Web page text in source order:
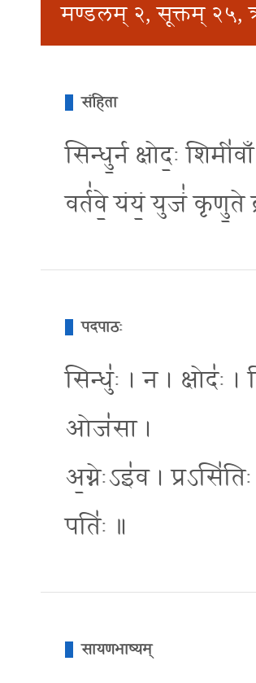
मण्डलम् २, सूक्तम् २५,
संहिता
सिन्धु॒र्न क्षोद॒ः
वर्त॑वे॒ यंयं॒ युजं॑ कृणु॒ते
पदपाठः
सिन्धुः॑ । न । क्षोदः॑
ओज॑सा ।
अ॒ग्नेःऽइ॑व ।
पतिः॑ ॥
सायणभाष्यम्